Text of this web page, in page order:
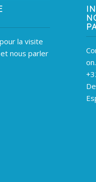
la visite
nous parler